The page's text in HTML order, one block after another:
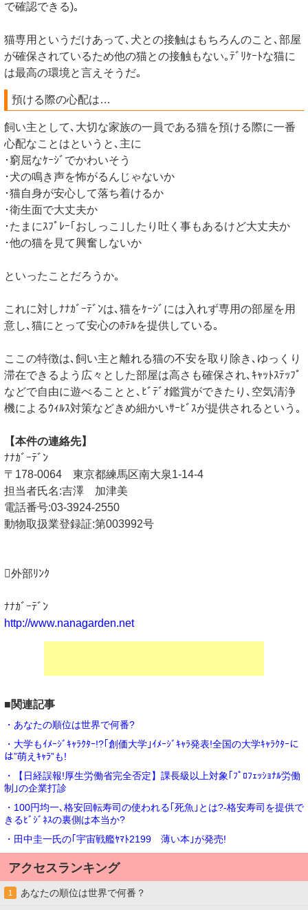
で確認できる)｡
猫専用というだけあって､犬との接触はもちろんのこと､部屋
が確保されているため他の猫との接触もない｡ﾃﾞﾘｹｰﾄな猫に
は最高の環境と言えそうだ｡
預ける際の心配は…
飼い主として､大切な家族の一員である猫を預ける際に一番
心配なことはというと､主に
･窮屈なｹｰｼﾞでかわいそう
･犬の鳴き声を怖がるんじゃないか
･猫自身が安心して落ち着けるか
･衛生面で大丈夫か
･たまにｽﾌﾟﾚｰ｢おしっこ｣したり吐く事もあるけど大丈夫か
･他の猫を見て興奮しないか
といったことだろうか｡
これに対しﾅﾅｶﾞｰﾃﾞﾝは､猫をｹｰｼﾞには入れず専用の部屋を用
意し､猫にとって安心のﾎﾃﾙを提供している｡
ここの特徴は､飼い主と離れる猫の不安を取り除き､ゆっくり
滞在できるよう広々とした部屋は高さも確保され､ｷｬｯﾄｽﾃｯﾌﾟ
などで自由に遊べることと､ﾋﾞﾃﾞｵ鑑賞ができたり､空気清浄
機によるｳｨﾙｽ対策などきめ細かいｻｰﾋﾞｽが提供されるという｡
【本件の連絡先】
ﾅﾅｶﾞｰﾃﾞﾝ
〒178-0064 東京都練馬区南大泉1-14-4
担当者氏名:吉澤 加津美
電話番号:03-3924-2550
動物取扱業登録証:第003992号
外部ﾘﾝｸ
ﾅﾅｶﾞｰﾃﾞﾝ
http://www.nanagarden.net
■関連記事
・あなたの順位は世界で何番?
・大学もｲﾒｰｼﾞｷｬﾗｸﾀｰ!?｢創価大学｣ｲﾒｰｼﾞｷｬﾗ発表!全国の大学ｷｬﾗｸﾀｰに
は”萌えｷｬﾗ”も!
・【日経誤報!厚生労働省完全否定】課長級以上対象｢ﾌﾟﾛﾌｪｯｼｮﾅﾙ労働
制｣の企業打診
・100円均一､格安回転寿司の使われる｢死魚｣とは?-格安寿司を提供で
きるﾋﾞｼﾞﾈｽの裏側は本当か?
・田中圭一氏の｢宇宙戦艦ﾔﾏﾄ2199 薄い本｣が発売!
アクセスランキング
1 あなたの順位は世界で何番？